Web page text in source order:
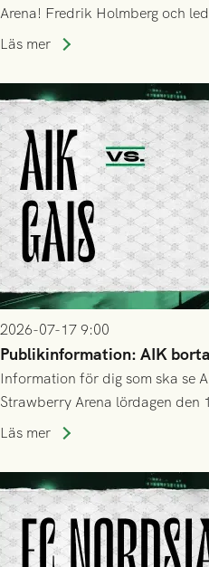
Arena! Fredrik Holmberg och
trupp till matchen:
Läs mer
2026-07-17 9:00
Publikinformation: AIK
Information för dig som ska se
Strawberry Arena lördagen den
Läs mer